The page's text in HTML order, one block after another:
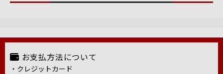
お支払方法について
・クレジットカード